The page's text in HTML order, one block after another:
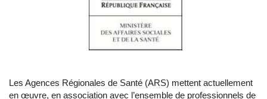
Les Agences Régionales de Santé (ARS) mettent actuellement
en œuvre, en association avec l’ensemble de professionnels de